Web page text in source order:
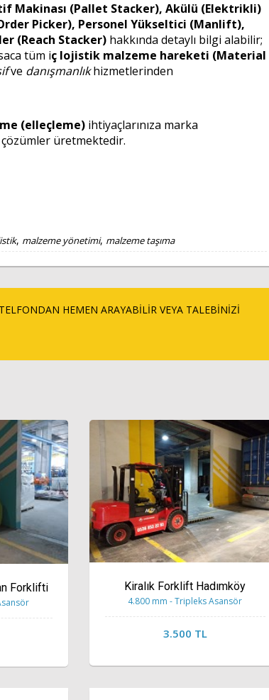
(Pallet Stacker), Akülü (Elektrikli)
Picker), Personel Yükseltici (Manlift),
(Reach Stacker) hakkında detaylı bilgi alabilir;
tüm iç lojistik malzeme hareketi (Material
ve danışmanlıkhizmetlerinden
(elleçleme) ihtiyaçlarınıza marka
üretmektedir.
, malzeme yönetimi, malzeme taşıma
HEMEN ARAYABİLİR VEYA TALEBİNİZİ
Forklifti Kiralık Forklift Hadımköy
4.800 mm - Tripleks Asansör
3.500 TL